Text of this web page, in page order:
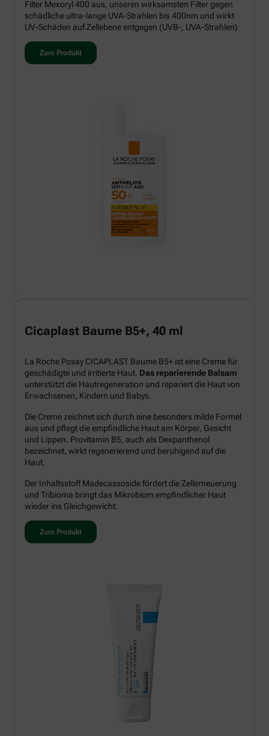
Filter Mexoryl 400 aus, unseren wirksamsten Filter gegen
schädliche ultra-lange UVA-Strahlen bis 400nm und wirkt
UV-Schäden auf Zellebene entgegen (UVB-, UVA-Strahlen)
Zum Produkt
Cicaplast Baume B5+, 40 ml
La Roche Posay CICAPLAST Baume B5+ ist eine Creme für
geschädigte und irritierte Haut. Das reparierende Balsam
unterstützt die Hautregeneration und repariert die Haut von
Erwachsenen, Kindern und Babys.
Die Creme zeichnet sich durch eine besonders milde Formel
aus und pflegt die empfindliche Haut am Körper, Gesicht
und Lippen. Provitamin B5, auch als Dexpanthenol
bezeichnet, wirkt regenerierend und beruhigend auf die
Haut.
Der Inhaltsstoff Madecassoside fördert die Zellerneuerung
und Tribioma bringt das Mikrobiom empfindlicher Haut
wieder ins Gleichgewicht.
Zum Produkt